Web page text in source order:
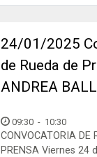
24/01/2025
de Rueda de
ANDREA
09:30 - 10:30
CONVOCATORIA DE
PRENSA Viernes 24